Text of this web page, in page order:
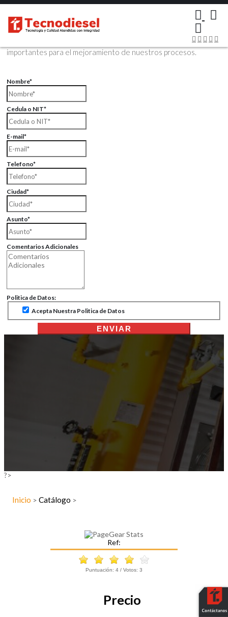
Contáctenos Vía Email
Envíenos sus datos con sus comentarios, sus opiniones son muy
importantes para el mejoramiento de nuestros procesos.
Nombre*
Cedula o NIT*
E-mail*
Telefono*
Ciudad*
Asunto*
Comentarios Adicionales
Politica de Datos:
Acepta Nuestra Politica de Datos
ENVIAR
?>
Inicio > Catálogo >
Ref:
Puntuación: 4 / Votos: 3
Precio